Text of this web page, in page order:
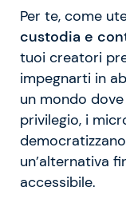
Per te, come
custodia e
tuoi creatori
impegnarti in
un mondo
privilegio, i
un’alternativa
accessibile.